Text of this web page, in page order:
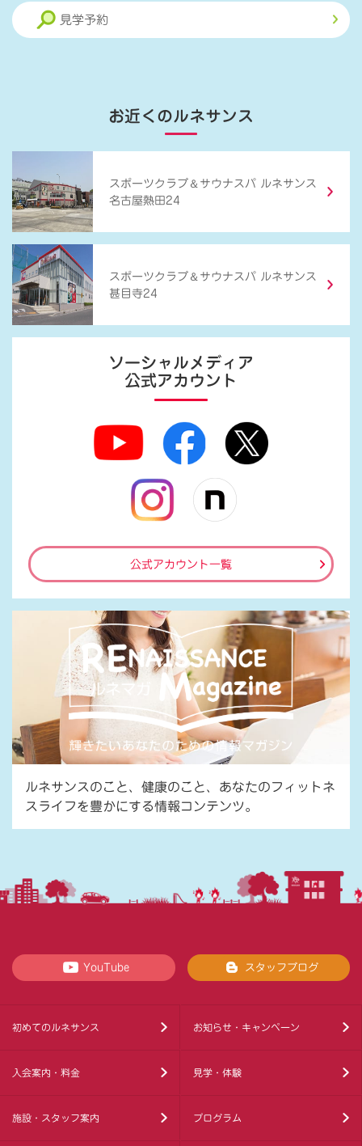
見学予約
お近くのルネサンス
スポーツクラブ ＆ サウナスパ ルネサンス
名古屋熱田24
スポーツクラブ ＆ サウナスパ ルネサンス
甚目寺24
ソーシャルメディア
公式アカウント
公式アカウント一覧
ルネサンスのこと、健康のこと、あなたのフィットネ
スライフを豊かにする情報コンテンツ。
YouTube スタッフブログ
初めてのルネサンス お知らせ・キャンペーン
入会案内・料金 見学・体験
施設・スタッフ案内 プログラム